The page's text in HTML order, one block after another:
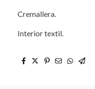
Cremallera.
Interior textil.